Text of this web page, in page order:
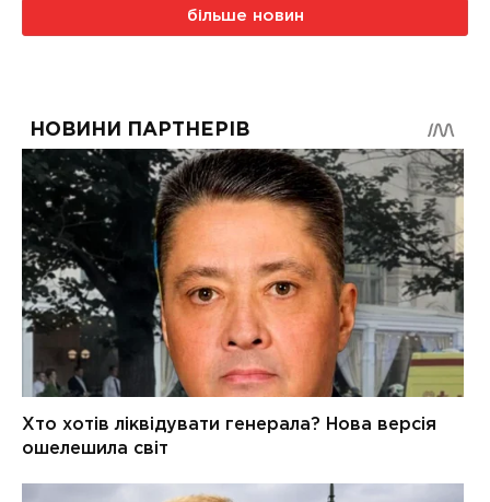
більше новин